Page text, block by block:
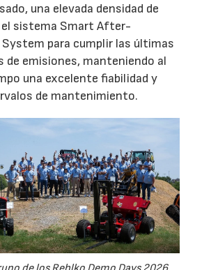
una elevada densidad de
sistema Smart After-
para cumplir las últimas
de emisiones, manteniendo al
una excelente fiabilidad y
de mantenimiento.